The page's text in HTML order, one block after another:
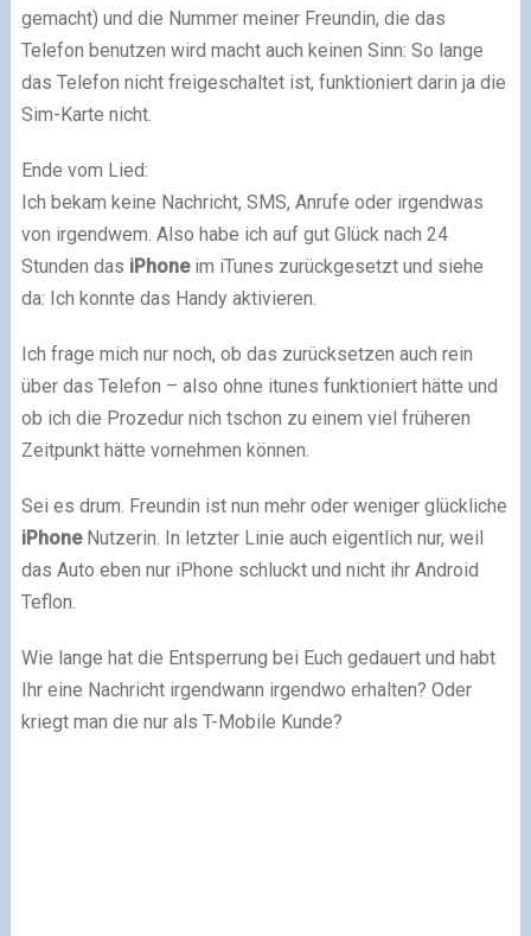
gemacht) und die Nummer meiner Freundin, die das
Telefon benutzen wird macht auch keinen Sinn: So lange
das Telefon nicht freigeschaltet ist, funktioniert darin ja die
Sim-Karte nicht.
Ende vom Lied:
Ich bekam keine Nachricht, SMS, Anrufe oder irgendwas
von irgendwem. Also habe ich auf gut Glück nach 24
Stunden das iPhoneim iTunes zurückgesetzt und siehe
da: Ich konnte das Handy aktivieren.
Ich frage mich nur noch, ob das zurücksetzen auch rein
über das Telefon – also ohne itunes funktioniert hätte und
ob ich die Prozedur nich tschon zu einem viel früheren
Zeitpunkt hätte vornehmen können.
Sei es drum. Freundin ist nun mehr oder weniger glückliche
iPhoneNutzerin. In letzter Linie auch eigentlich nur, weil
das Auto eben nur iPhone schluckt und nicht ihr Android
Teflon.
Wie lange hat die Entsperrung bei Euch gedauert und habt
Ihr eine Nachricht irgendwann irgendwo erhalten? Oder
kriegt man die nur als T-Mobile Kunde?